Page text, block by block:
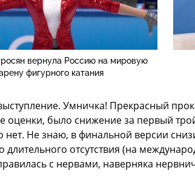
вернула Россию на мировую
фигурного катания
Умничка! Прекрасный
оценки, было снижение за первый
Не знаю, в финальной версии
длительного отсутствия (на
с нервами, наверняка